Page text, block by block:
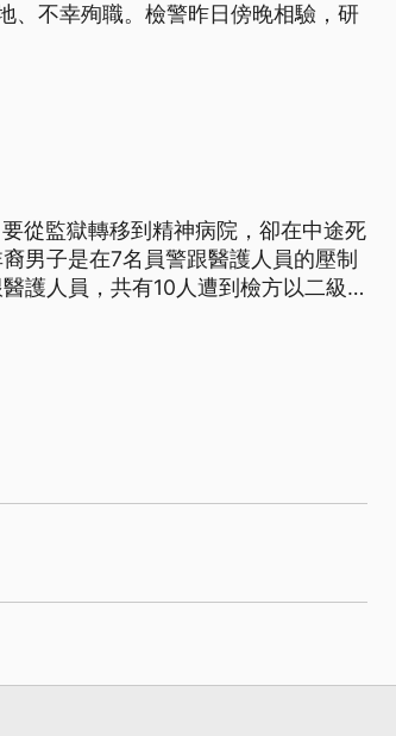
、不幸殉職。檢警昨日傍晚相驗，研
從監獄轉移到精神病院，卻在中途死
男子是在7名員警跟醫護人員的壓制
護人員，共有10人遭到檢方以二級